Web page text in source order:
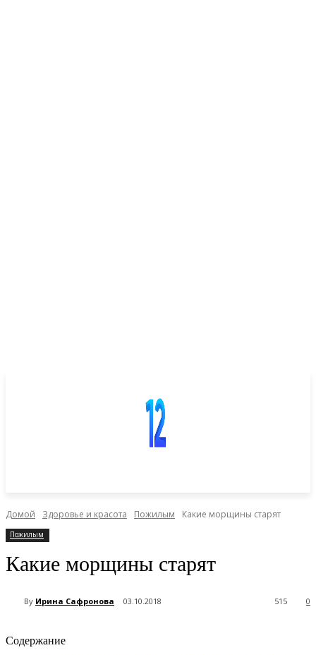
Домой Здоровье и красота Пожилым Какие морщины старят
Пожилым
Какие морщины старят
By Ирина Сафронова 03.10.2018 0
515
Содержание